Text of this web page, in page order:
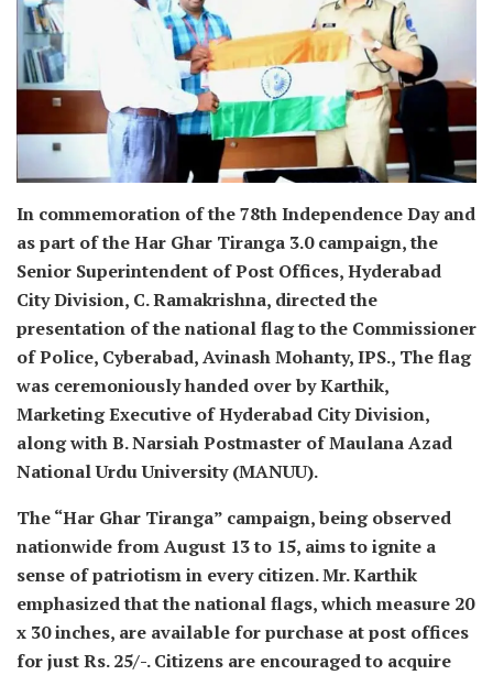
In commemoration of the 78th Independence Day and
as part of the Har Ghar Tiranga 3.0 campaign, the
Senior Superintendent of Post Offices, Hyderabad
City Division, C. Ramakrishna, directed the
presentation of the national flag to the Commissioner
of Police, Cyberabad, Avinash Mohanty, IPS., The flag
was ceremoniously handed over by Karthik,
Marketing Executive of Hyderabad City Division,
along with B. Narsiah Postmaster of Maulana Azad
National Urdu University (MANUU).
The “Har Ghar Tiranga” campaign, being observed
nationwide from August 13 to 15, aims to ignite a
sense of patriotism in every citizen. Mr. Karthik
emphasized that the national flags, which measure 20
x 30 inches, are available for purchase at post offices
for just Rs. 25/-. Citizens are encouraged to acquire